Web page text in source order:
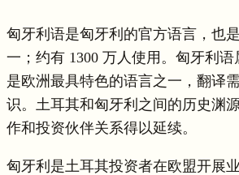
匈牙利语是匈牙利的官方语言，也
一；约有 1300 万人使用。匈牙利语
是欧洲最具特色的语言之一，翻译
识。土耳其和匈牙利之间的历史渊
作和投资伙伴关系得以延续。
匈牙利是土耳其投资者在欧盟开展